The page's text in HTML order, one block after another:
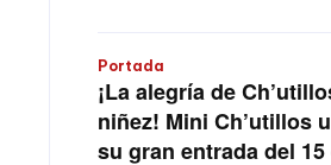
Portada
¡La alegría de
niñez! Mini Ch’utillos
su gran entrada del